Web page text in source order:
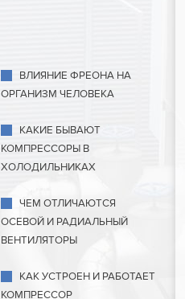
ВЛИЯНИЕ ФРЕОНА НА
ОРГАНИЗМ ЧЕЛОВЕКА
КАКИЕ БЫВАЮТ
КОМПРЕССОРЫ В
ХОЛОДИЛЬНИКАХ
ЧЕМ ОТЛИЧАЮТСЯ
ОСЕВОЙ И РАДИАЛЬНЫЙ
ВЕНТИЛЯТОРЫ
КАК УСТРОЕН И РАБОТАЕТ
КОМПРЕССОР